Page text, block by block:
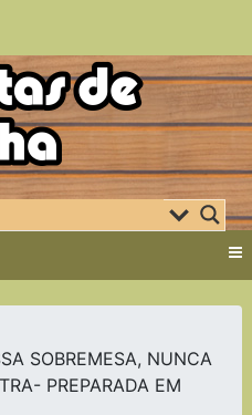
SOBREMESA, NUNCA
PREPARADA EM